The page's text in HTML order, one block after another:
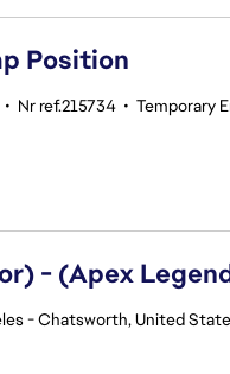
Position
• Nr ref.215734 • Temporary
- (Apex
- Chatsworth, United